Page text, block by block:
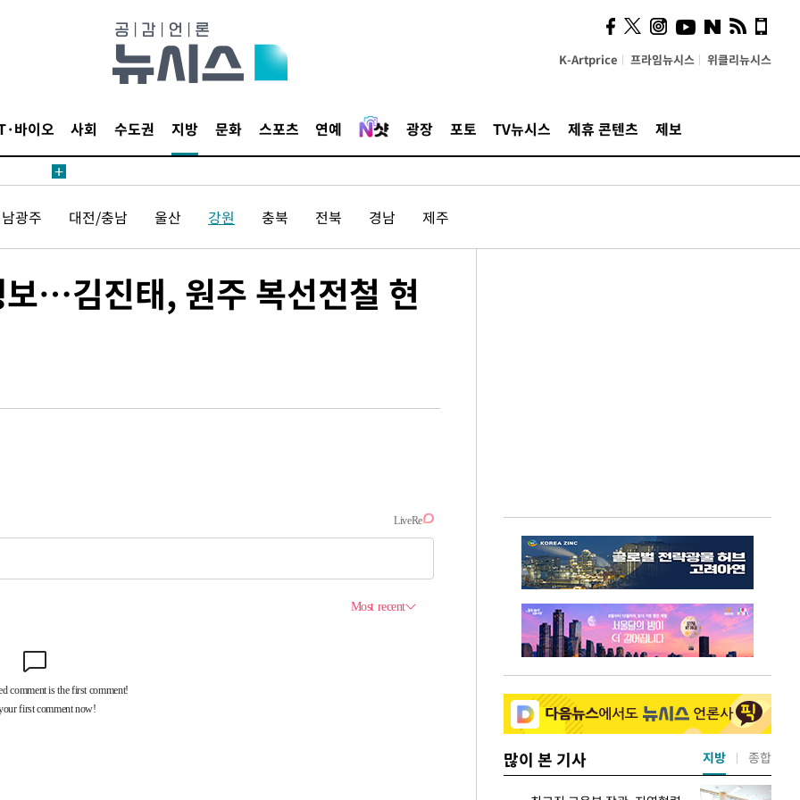
K-Artprice 프라임뉴시스 위클리뉴시스
바이오 사회 수도권 지방 문화 스포츠 연예 광장 포토 TV뉴시스 제휴 콘텐츠 제보
광주 대전/충남 울산 강원 충북 전북 경남 제주
…김진태, 원주 복선전철 현
많이 본 기사 지방 종합